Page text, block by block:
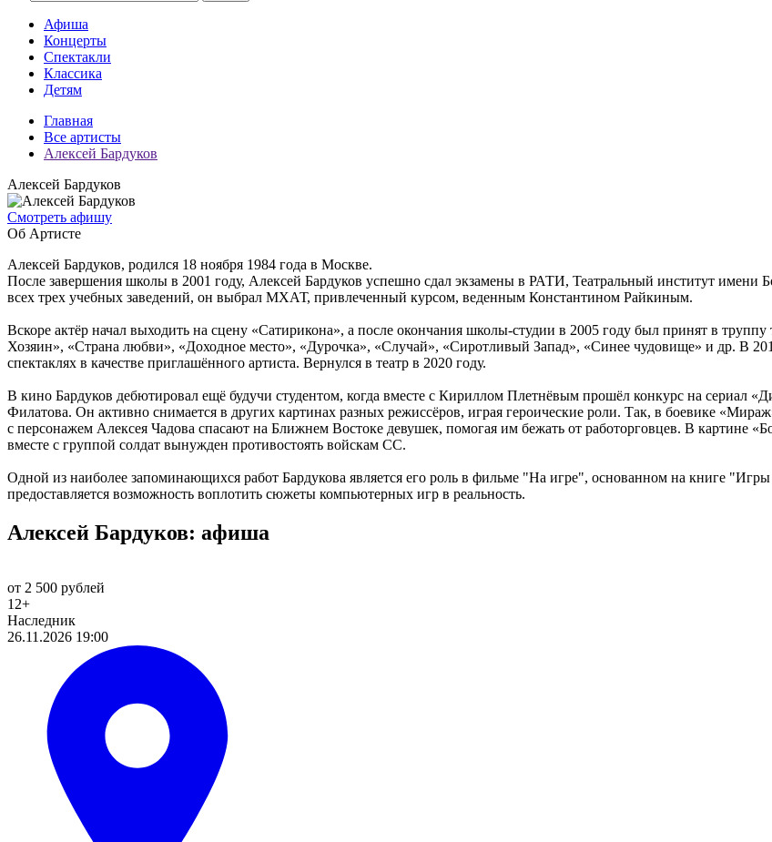
Афиша
Концерты
Спектакли
Классика
Детям
Главная
Все артисты
Алексей Бардуков
Алексей Бардуков
Cмотреть афишу
Об Артисте
Алексей Бардуков, родился 18 ноября 1984 года в Москве.
После завершения школы в 2001 году, Алексей Бардуков успешно сдал экзамены в РАТИ, Театральный институт
всех трех учебных заведений, он выбрал МХАТ, привлеченный курсом, веденным Константином Райкиным.
Вскоре актёр начал выходить на сцену «Сатирикона», а после окончания школы-студии в 2005 году был принят в
Хозяин», «Страна любви», «Доходное место», «Дурочка», «Случай», «Сиротливый Запад», «Синее чудовище» и др. В
спектаклях в качестве приглашённого артиста. Вернулся в театр в 2020 году.
В кино Бардуков дебютировал ещё будучи студентом, когда вместе с Кириллом Плетнёвым прошёл конкурс на сериал
Филатова. Он активно снимается в других картинах разных режиссёров, играя героические роли. Так, в боевике
с персонажем Алексея Чадова спасают на Ближнем Востоке девушек, помогая им бежать от работорговцев. В картине
вместе с группой солдат вынужден противостоять войскам СС.
Одной из наиболее запоминающихся работ Бардукова является его роль в фильме "На игре", основанном на книге
предоставляется возможность воплотить сюжеты компьютерных игр в реальность.
Алексей Бардуков: афиша
от 2 500 рублей
12+
Наследник
26.11.2026 19:00